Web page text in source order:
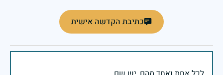
כתיבת הקדשה אישית